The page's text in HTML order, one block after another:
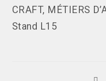
CRAFT, MÉTIERS
Stand L15